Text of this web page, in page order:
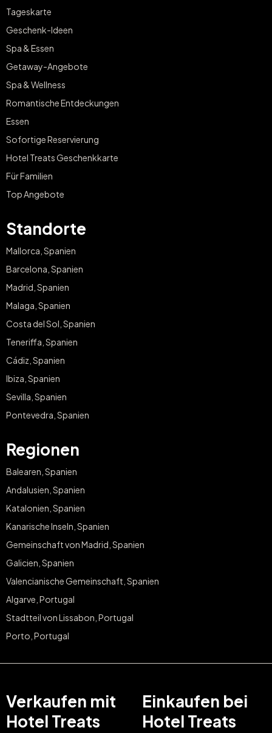
Tageskarte
Geschenk-Ideen
Spa & Essen
Getaway-Angebote
Spa & Wellness
Romantische Entdeckungen
Essen
Sofortige Reservierung
Hotel Treats Geschenkkarte
Für Familien
Top Angebote
Standorte
Mallorca, Spanien
Barcelona, Spanien
Madrid, Spanien
Malaga, Spanien
Costa del Sol, Spanien
Teneriffa, Spanien
Cádiz, Spanien
Ibiza, Spanien
Sevilla, Spanien
Pontevedra, Spanien
Regionen
Balearen, Spanien
Andalusien, Spanien
Katalonien, Spanien
Kanarische Inseln, Spanien
Gemeinschaft von Madrid, Spanien
Galicien, Spanien
Valencianische Gemeinschaft, Spanien
Algarve, Portugal
Stadtteil von Lissabon, Portugal
Porto, Portugal
Verkaufen mit
Hotel Treats
Einkaufen bei
Hotel Treats